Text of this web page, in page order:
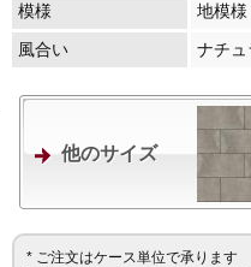
模様
地模様
風合い
ナチュ
他のサイズ
* ご注文はケース単位で承ります